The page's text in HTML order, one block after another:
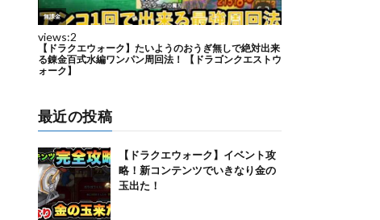
最近の投稿
【ドラクエウォーク】イベント攻
略！新コンテンツでいきなり金の
玉出た！